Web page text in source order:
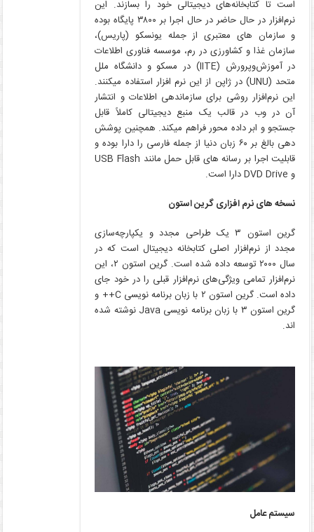
است تا کتابخانه‌های دیجیتالی خود را بسازند. این
نرم‌افزار در حال حاضر در حال اجرا بر ۳۸۰۰ پایگاه بوده
و سازمان­ های معتبری از جمله یونسکو (پاریس)،
سازمان غذا و کشاورزی در رم، موسسه فناوری اطلاعات
در آموزش‌وپرورش (IITE) در مسکو و دانشگاه ملل
متحد (UNU) در ژاپن از این نرم­ افزار استفاده می­کنند.
این نرم‌افزار روشی برای سازماندهی اطلاعات و انتشار
آن در وب در قالب یک منبع دیجیتالی کاملاً قابل
جستجو و ابر داده محور فراهم می­کند. همچنین پوشش
دهی بالغ بر ۶۰ زبان دنیا از جمله فارسی را دارا بوده و
قابلیت اجرا بر رسانه­ های قابل حمل مانند USB Flash
و DVD Drive دارا است.
نسخه­ های نرم­ افزاری گرین استون
گرین استون ۳ یک طراحی مجدد و یکپارچه‌سازی
مجدد از نرم‌افزار اصلی کتابخانه دیجیتال است که در
سال ۲۰۰۰ توسعه داده شده است. گرین استون ۲، این
نرم‌افزار تمامی ویژگی‌های نرم‌افزار قبلی را در خود جای
داده است. گرین استون ۲ با زبان برنامه­ نویسی C++ و
گرین استون ۳ با زبان برنامه­ نویسی Java نوشته شده
­اند.
سیستم­ عامل